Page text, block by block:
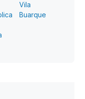
Vila
Buarque